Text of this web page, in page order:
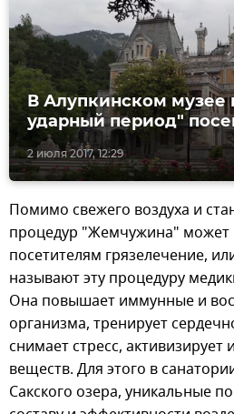
2 июля 2017, 12:29
В Алупкинском музее
ударный период"
Помимо свежего воздуха и
процедур "Жемчужина" может
посетителям грязелечение,
называют эту процедуру
Она повышает иммунные и
организма, тренирует
снимает стресс,
веществ. Для этого в
Сакского озера, уникальные